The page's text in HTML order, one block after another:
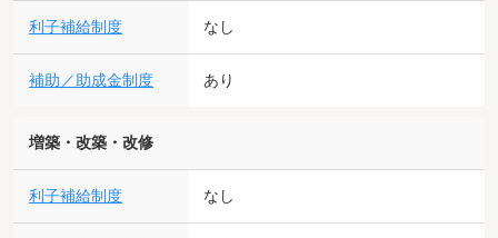
利子補給制度 なし
補助／助成金制度 あり
増築・改築・改修
利子補給制度 なし